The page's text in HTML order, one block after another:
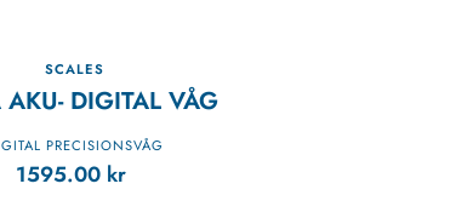
SCALES
AKU- DIGITAL VÅG
PRECISIONSVÅG
1595.00 kr